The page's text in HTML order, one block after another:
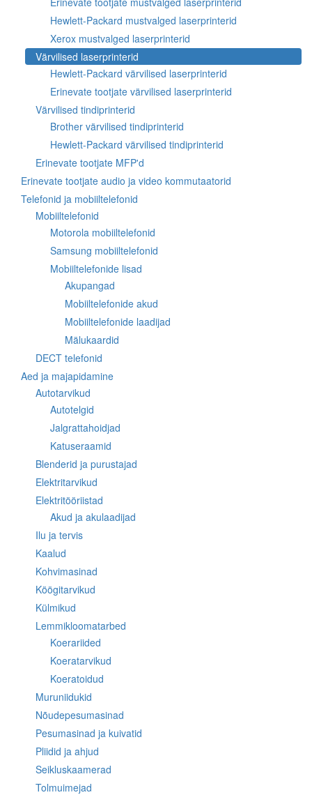
Hewlett-Packard mustvalged laserprinterid
Xerox mustvalged laserprinterid
Värvilised laserprinterid
Hewlett-Packard värvilised laserprinterid
Erinevate tootjate värvilised laserprinterid
Värvilised tindiprinterid
Brother värvilised tindiprinterid
Hewlett-Packard värvilised tindiprinterid
Erinevate tootjate MFP'd
Erinevate tootjate audio ja video kommutaatorid
Telefonid ja mobiiltelefonid
Mobiiltelefonid
Motorola mobiiltelefonid
Samsung mobiiltelefonid
Mobiiltelefonide lisad
Akupangad
Mobiiltelefonide akud
Mobiiltelefonide laadijad
Mälukaardid
DECT telefonid
Aed ja majapidamine
Autotarvikud
Autotelgid
Jalgrattahoidjad
Katuseraamid
Blenderid ja purustajad
Elektritarvikud
Elektritööriistad
Akud ja akulaadijad
Ilu ja tervis
Kaalud
Kohvimasinad
Köögitarvikud
Külmikud
Lemmikloomatarbed
Koerariided
Koeratarvikud
Koeratoidud
Muruniidukid
Nõudepesumasinad
Pesumasinad ja kuivatid
Pliidid ja ahjud
Seikluskaamerad
Tolmuimejad